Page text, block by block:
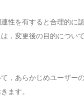
性を有すると合理的に
，変更後の目的につい
，あらかじめユーザー
ます。